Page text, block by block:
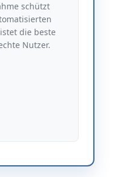
schützt
die beste
Nutzer.